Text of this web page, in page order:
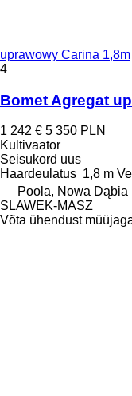
uprawowy Carina 1,8m
4
Bomet Agregat
1 242 € 5 350 PLN
Kultivaator
Seisukord uus
Haardeulatus 1,8 m
Poola, Nowa Dąbia
SLAWEK-MASZ
Võta ühendust